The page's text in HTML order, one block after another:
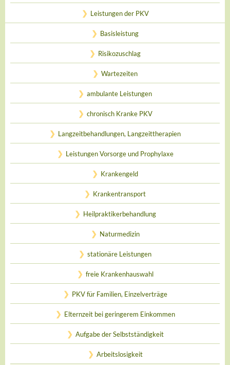
Leistungen der PKV
Basisleistung
Risikozuschlag
Wartezeiten
ambulante Leistungen
chronisch Kranke PKV
Langzeitbehandlungen, Langzeittherapien
Leistungen Vorsorge und Prophylaxe
Krankengeld
Krankentransport
Heilpraktikerbehandlung
Naturmedizin
stationäre Leistungen
freie Krankenhauswahl
PKV für Familien, Einzelverträge
Elternzeit bei geringerem Einkommen
Aufgabe der Selbstständigkeit
Arbeitslosigkeit